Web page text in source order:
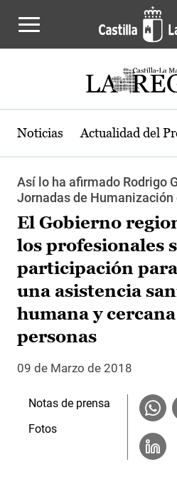
Noticias Actualidad del
Así lo ha afirmado Rodrigo
Jornadas de
El Gobierno
los profesionales
participación
una asistencia
humana y
personas
09 de Marzo de 2018
Notas de prensa
Fotos